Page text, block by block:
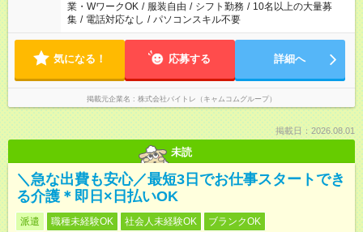
業・WワークOK / 服装自由 / シフト勤務 / 10名以上の大量募
集 / 電話対応なし / パソコンスキル不要
気になる！ 応募する 詳細へ
掲載元企業名 株式会社バイトレ（キャムコムグループ）
掲載日：2026.08.01
未読
＼急な出費も安心／最短3日でお仕事スタートでき
る介護＊即日×日払いOK
派遣 職種未経験OK 社会人未経験OK
ブランクOK